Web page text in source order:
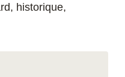
historique,